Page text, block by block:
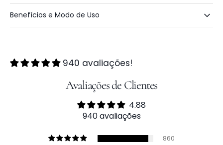
Kit
4
Kit
4
Benefícios e Modo de Uso
940 avaliações!
Avaliações de Clientes
4.88
940 avaliações
860